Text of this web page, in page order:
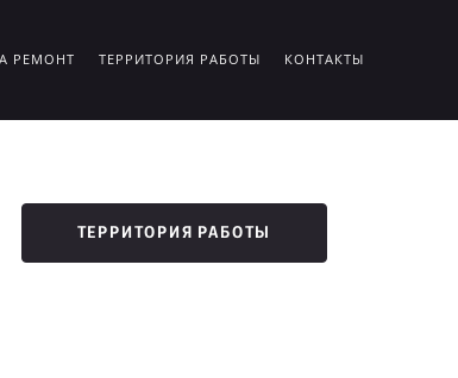
РЕМОНТ ТЕРРИТОРИЯ РАБОТЫ КОНТАКТЫ
ТЕРРИТОРИЯ РАБОТЫ